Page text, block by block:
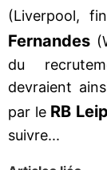
(Liverpool,
Fernandes
du
devraient
par le RB
suivre...